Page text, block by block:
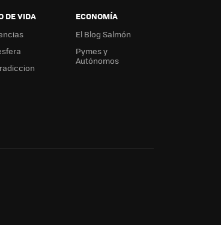
DE VIDA
ECONOMÍA
El Blog Salmón
Pymes y
Autónomos